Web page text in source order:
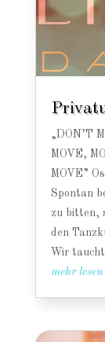
„DON’T
MOVE,
MOVE”
Spontan
zu bitten,
den
Wir
mehr lesen